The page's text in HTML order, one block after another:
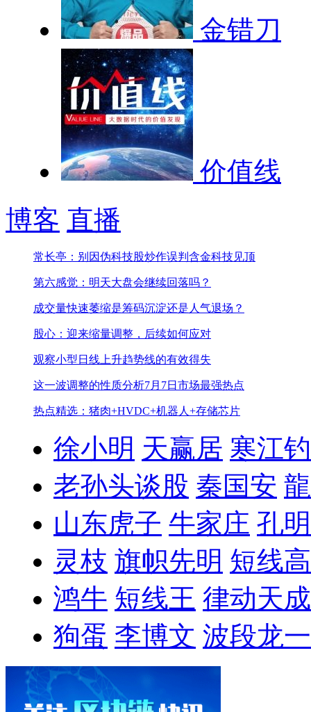
金错刀
价值线
博客 直播
常长亭：别因伪科技股炒作误判含金科技见顶
第六感觉：明天大盘会继续回落吗？
成交量快速萎缩是筹码沉淀还是人气退场？
股心：迎来缩量调整，后续如何应对
观察小型日线上升趋势线的有效得失
这一波调整的性质分析7月7日市场最强热点
热点精选：猪肉+HVDC+机器人+存储芯片
徐小明 天赢居 寒江
老孙头谈股 秦国安
山东虎子 牛家庄 孔
灵枝 旗帜先明 短线
鸿牛 短线王 律动天成
狗蛋 李博文 波段龙一